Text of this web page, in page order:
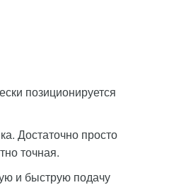
позиционируется
Достаточно просто
точная.
и быструю подачу